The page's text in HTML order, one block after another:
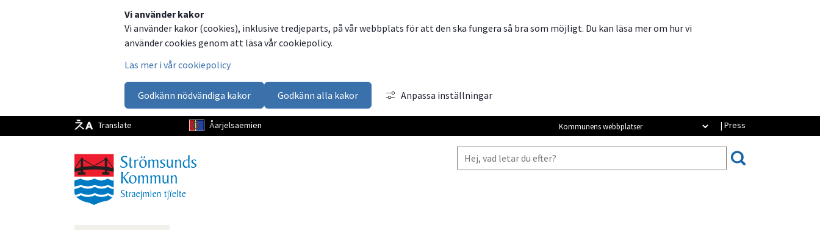
Vi använder kakor
Vi använder kakor (cookies), inklusive tredjeparts, på vår webbplats för att den ska fungera så bra som möjligt. Du kan läsa mer om hur vi
använder cookies genom att läsa vår cookiepolicy.
Läs mer i vår cookiepolicy
Godkänn nödvändiga kakor Godkänn alla kakor Anpassa inställningar
Translate Åarjelsaemien | Press
Kommunens webbplatser